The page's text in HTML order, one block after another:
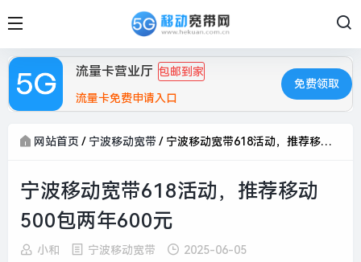
流量卡营业厅 包邮到家
流量卡免费申请入口
免费领取
网站首页 / 宁波移动宽带/ 宁波移动宽带618活动，推荐移动500包两年600元
宁波移动宽带618活动，推荐移动
500包两年600元
小和 宁波移动宽带 2025-06-05